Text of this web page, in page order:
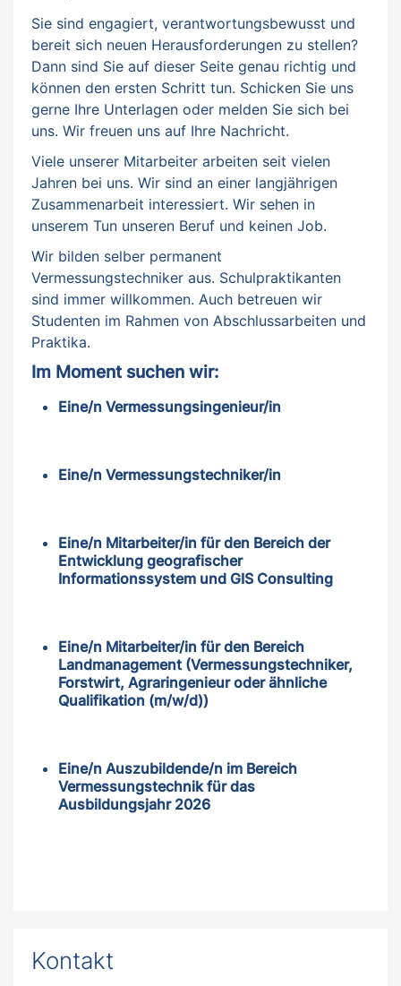
Sie sind engagiert, verantwortungsbewusst und
bereit sich neuen Herausforderungen zu stellen?
Dann sind Sie auf dieser Seite genau richtig und
können den ersten Schritt tun. Schicken Sie uns
gerne Ihre Unterlagen oder melden Sie sich bei
uns. Wir freuen uns auf Ihre Nachricht.
Viele unserer Mitarbeiter arbeiten seit vielen
Jahren bei uns. Wir sind an einer langjährigen
Zusammenarbeit interessiert. Wir sehen in
unserem Tun unseren Beruf und keinen Job.
Wir bilden selber permanent
Vermessungstechniker aus. Schulpraktikanten
sind immer willkommen. Auch betreuen wir
Studenten im Rahmen von Abschlussarbeiten und
Praktika.
Im Moment suchen wir:
Eine/n Vermessungsingenieur/in
Eine/n Vermessungstechniker/in
Eine/n Mitarbeiter/in für den Bereich der
Entwicklung geografischer
Informationssystem und GIS Consulting
Eine/n Mitarbeiter/in für den Bereich
Landmanagement (Vermessungstechniker,
Forstwirt, Agraringenieur oder ähnliche
Qualifikation (m/w/d))
Eine/n Auszubildende/n im Bereich
Vermessungstechnik für das
Ausbildungsjahr 2026
Kontakt